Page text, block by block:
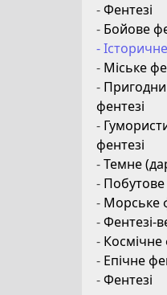
-Фентезі
- Бойове
-
- Міське
-
фентезі
-
фентезі
-Темне
- Побутове
- Морське
-Фентезі-
- Космічне
- Епічне
-Фентезі